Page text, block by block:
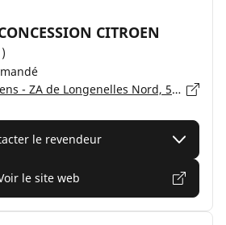
CITROEN
12 Rue Edouard Follens - ZA de Longenelles Nord, 59750 FEIGNIES
le revendeur
le site web